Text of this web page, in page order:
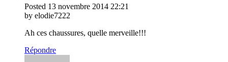
Posted 13 novembre 2014 22:21
by elodie7222
Ah ces chaussures, quelle merveille!!!
Répondre